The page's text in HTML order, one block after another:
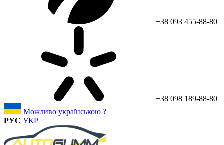
+38 093 455-88-80
+38 098 189-88-80
Можливо українською ?
РУС УКР